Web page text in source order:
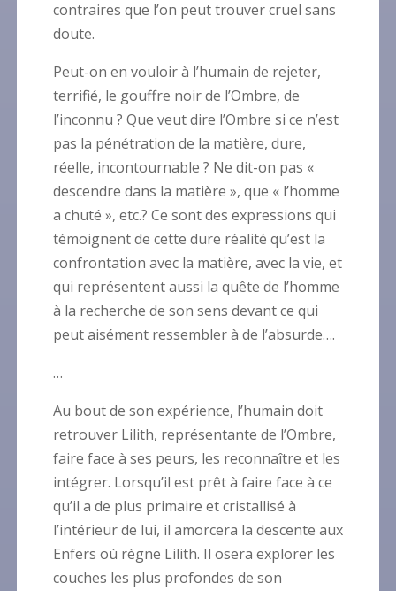
contraires que l’on peut trouver cruel sans
doute.
Peut-on en vouloir à l’humain de rejeter,
terrifié, le gouffre noir de l’Ombre, de
l’inconnu ? Que veut dire l’Ombre si ce n’est
pas la pénétration de la matière, dure,
réelle, incontournable ? Ne dit-on pas «
descendre dans la matière », que « l’homme
a chuté », etc.? Ce sont des expressions qui
témoignent de cette dure réalité qu’est la
confrontation avec la matière, avec la vie, et
qui représentent aussi la quête de l’homme
à la recherche de son sens devant ce qui
peut aisément ressembler à de l’absurde….
…
Au bout de son expérience, l’humain doit
retrouver Lilith, représentante de l’Ombre,
faire face à ses peurs, les reconnaître et les
intégrer. Lorsqu’il est prêt à faire face à ce
qu’il a de plus primaire et cristallisé à
l’intérieur de lui, il amorcera la descente aux
Enfers où règne Lilith. Il osera explorer les
couches les plus profondes de son